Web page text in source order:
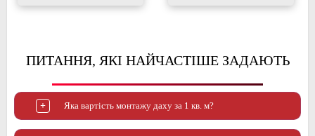
ПИТАННЯ, ЯКІ НАЙЧАСТІШЕ ЗАДАЮТЬ
Яка вартість монтажу даху за 1 кв. м?